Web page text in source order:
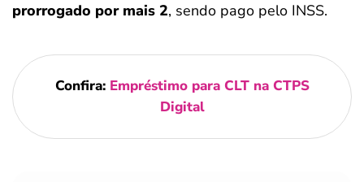
prorrogado por mais 2, sendo pago pelo INSS.
Confira: Empréstimo para CLT na CTPS
Digital